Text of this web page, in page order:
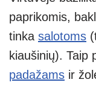
paprikomis,
tinka salotoms
kiaušinių). Taip
padažams ir